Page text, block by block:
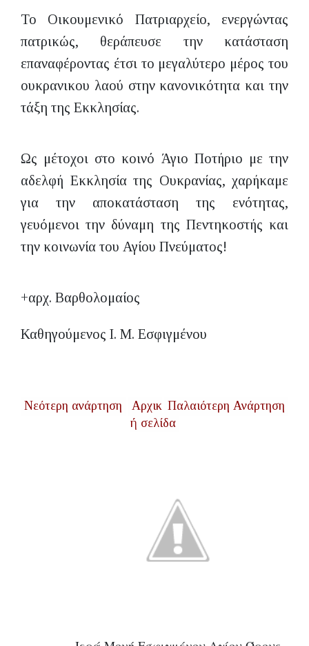
Το Οικουμενικό Πατριαρχείο, ενεργώντας
πατρικώς, θεράπευσε την κατάσταση
επαναφέροντας έτσι το μεγαλύτερο μέρος του
ουκρανικου λαού στην κανονικότητα και την
τάξη της Εκκλησίας.
Ως μέτοχοι στο κοινό Άγιο Ποτήριο με την
αδελφή Εκκλησία της Ουκρανίας, χαρήκαμε
για την αποκατάσταση της ενότητας,
γευόμενοι την δύναμη της Πεντηκοστής και
την κοινωνία του Αγίου Πνεύματος!
+αρχ. Βαρθολομαίος
Καθηγούμενος Ι. Μ. Εσφιγμένου
Νεότερη ανάρτηση Παλαιότερη Ανάρτηση
Αρχικ
ή σελίδα